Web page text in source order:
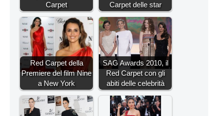
Carpet
Carpet delle star
Red Carpet della
Premiere del film Nine
a New York
SAG Awards 2010, il
Red Carpet con gli
abiti delle celebrità